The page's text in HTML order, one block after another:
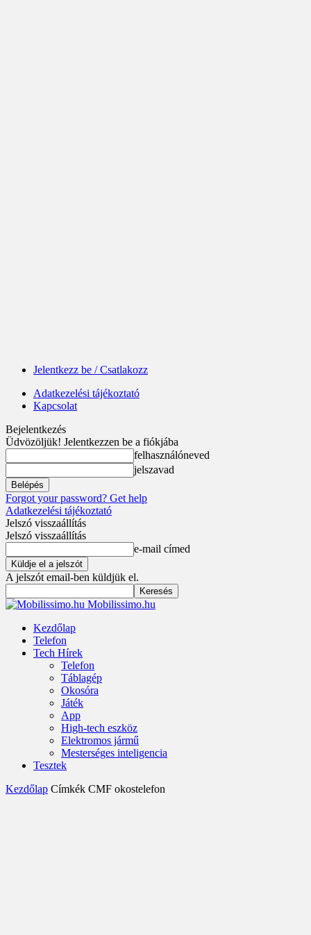
Jelentkezz be / Csatlakozz
Adatkezelési tájékoztató
Kapcsolat
Bejelentkezés
Üdvözöljük! Jelentkezzen be a fiókjába
felhasználóneved
jelszavad
Forgot your password? Get help
Adatkezelési tájékoztató
Jelszó visszaállítás
Jelszó visszaállítás
e-mail címed
A jelszót email-ben küldjük el.
Mobilissimo.hu
Kezdőlap
Telefon
Tech Hírek
Telefon
Táblagép
Okosóra
Játék
App
High-tech eszköz
Elektromos jármű
Mesterséges inteligencia
Tesztek
Kezdőlap Címkék CMF okostelefon